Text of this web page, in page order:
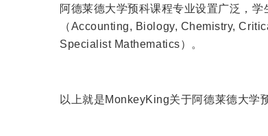
阿德莱德大学预科课程专业设置广泛，
（Accounting, Biology, Chemistry,
Specialist Mathematics）。
以上就是MonkeyKing关于阿德莱德大学